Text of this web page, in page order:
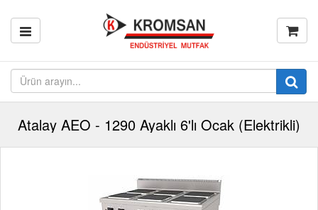
Atalay AEO - 1290 Ayaklı 6'lı Ocak (Elektrikli)